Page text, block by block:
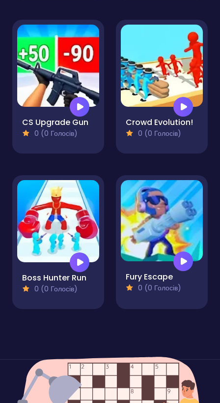
CS Upgrade Gun
0 (0 Голосів)
Crowd Evolution!
0 (0 Голосів)
Boss Hunter Run
0 (0 Голосів)
Fury Escape
0 (0 Голосів)